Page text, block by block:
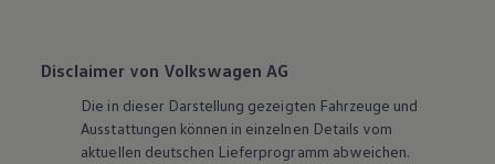
Disclaimer von Volkswagen AG
Die in dieser Darstellung gezeigten Fahrzeuge und
Ausstattungen können in einzelnen Details vom
aktuellen deutschen Lieferprogramm abweichen.